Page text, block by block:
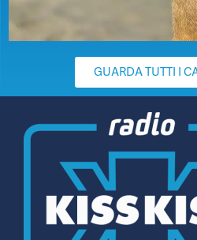
GUARDA TUTTI I